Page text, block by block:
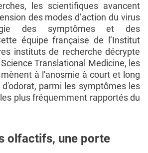
les scientifiques avancent
des modes d’action du virus
des symptômes et des
équipe française de l’Institut
instituts de recherche décrypte
Translational Medicine, les
à l'anosmie à court et long
parmi les symptômes les
plus fréquemment rapportés du
olfactifs, une porte